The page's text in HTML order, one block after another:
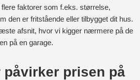
faktorer som f.eks. størrelse,
den er fritstående eller tilbygget dit hus.
afsnit, hvor vi kigger nærmere på de
på en garage.
påvirker prisen på